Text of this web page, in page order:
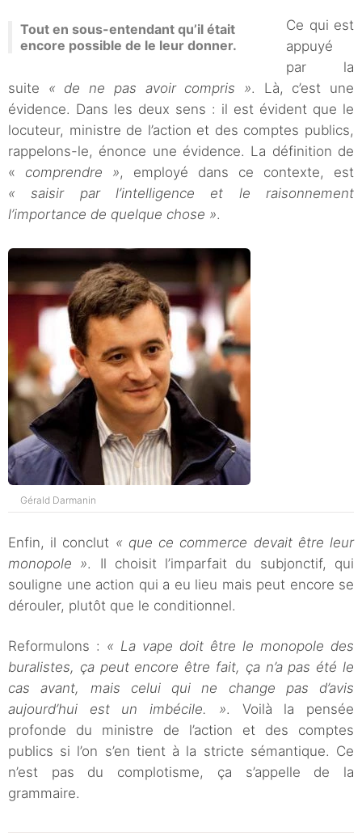
Tout en sous-entendant qu’il était
encore possible de le leur donner.
Ce qui est
appuyé
par la
suite « de ne pas avoir compris ». Là, c’est une
évidence. Dans les deux sens : il est évident que le
locuteur, ministre de l’action et des comptes publics,
rappelons-le, énonce une évidence. La définition de
« comprendre », employé dans ce contexte, est
« saisir par l’intelligence et le raisonnement
l’importance de quelque chose ».
Gérald Darmanin
Enfin, il conclut « que ce commerce devait être leur
monopole ». Il choisit l’imparfait du subjonctif, qui
souligne une action qui a eu lieu mais peut encore se
dérouler, plutôt que le conditionnel.
Reformulons : « La vape doit être le monopole des
buralistes, ça peut encore être fait, ça n’a pas été le
cas avant, mais celui qui ne change pas d’avis
aujourd’hui est un imbécile. ». Voilà la pensée
profonde du ministre de l’action et des comptes
publics si l’on s’en tient à la stricte sémantique. Ce
n’est pas du complotisme, ça s’appelle de la
grammaire.